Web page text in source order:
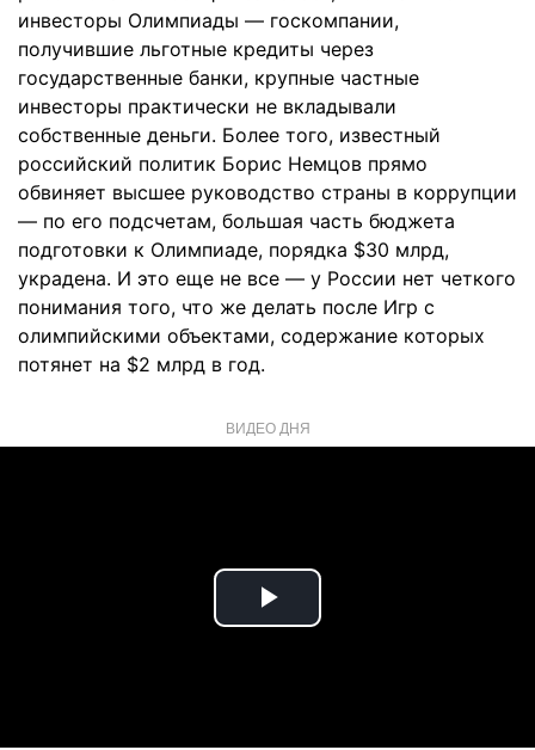
инвесторы Олимпиады — госкомпании,
получившие льготные кредиты через
государственные банки, крупные частные
инвесторы практически не вкладывали
собственные деньги. Более того, известный
российский политик Борис Немцов прямо
обвиняет высшее руководство страны в коррупции
— по его подсчетам, большая часть бюджета
подготовки к Олимпиаде, порядка $30 млрд,
украдена. И это еще не все — у России нет четкого
понимания того, что же делать после Игр с
олимпийскими объектами, содержание которых
потянет на $2 млрд в год.
ВИДЕО ДНЯ
Play